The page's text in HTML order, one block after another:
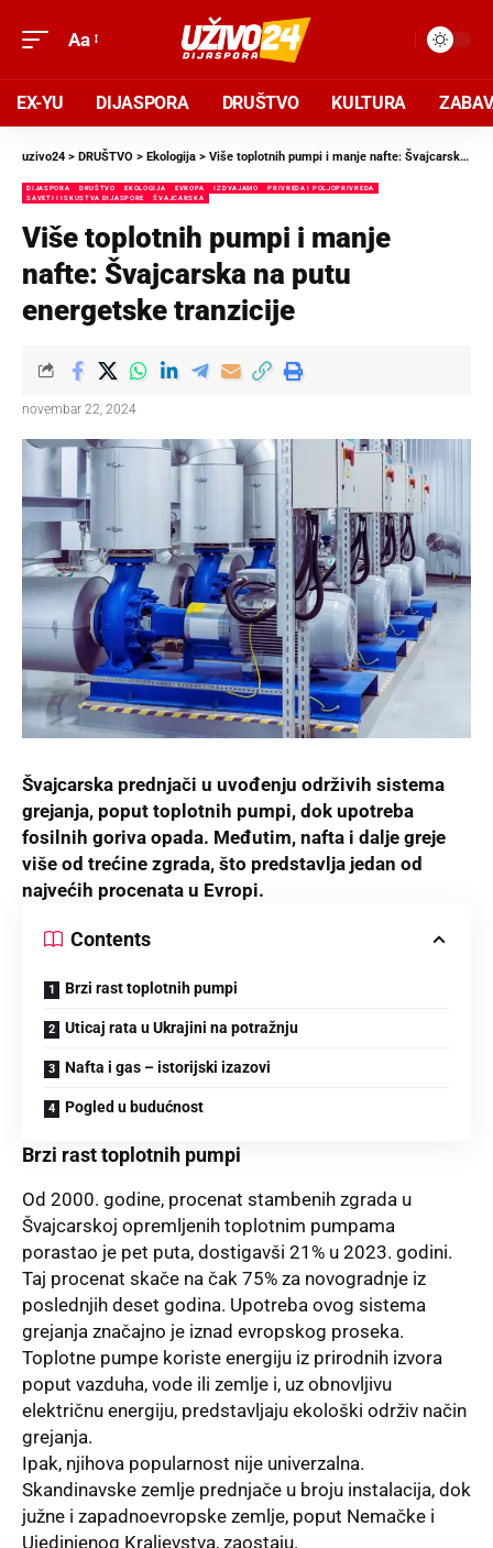
Aa
EX-YU DIJASPORA DRUŠTVO KULTURA
uzivo24 > DRUŠTVO > Ekologija > Više toplotnih pumpi i manje nafte: Švajcarska na putu energetske tranzicije
DIJASPORA DRUŠTVO EKOLOGIJA EVROPA IZDVAJAMO
PRIVREDA I POLJOPRIVREDA
SAVETI I ISKUSTVA DIJASPORE
ŠVAJCARSKA
Više toplotnih pumpi i manje
nafte: Švajcarska na putu
energetske tranzicije
novembar 22, 2024
Švajcarska prednjači u uvođenju održivih sistema
grejanja, poput toplotnih pumpi, dok upotreba
fosilnih goriva opada. Međutim, nafta i dalje greje
više od trećine zgrada, što predstavlja jedan od
najvećih procenata u Evropi.
Contents
Brzi rast toplotnih pumpi
Uticaj rata u Ukrajini na potražnju
Nafta i gas – istorijski izazovi
Pogled u budućnost
Brzi rast toplotnih pumpi
Od 2000. godine, procenat stambenih zgrada u
Švajcarskoj opremljenih toplotnim pumpama
porastao je pet puta, dostigavši 21% u 2023. godini.
Taj procenat skače na čak 75% za novogradnje iz
poslednjih deset godina. Upotreba ovog sistema
grejanja značajno je iznad evropskog proseka.
Toplotne pumpe koriste energiju iz prirodnih izvora
poput vazduha, vode ili zemlje i, uz obnovljivu
električnu energiju, predstavljaju ekološki održiv način
grejanja.
Ipak, njihova popularnost nije univerzalna.
Skandinavske zemlje prednjače u broju instalacija, dok
južne i zapadnoevropske zemlje, poput Nemačke i
Ujedinjenog Kraljevstva, zaostaju.